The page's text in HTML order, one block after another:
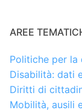
AREE
Politiche per la
Disabilità: dati
Diritti di
Mobilità, ausili